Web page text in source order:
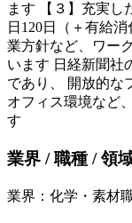
ます 【３】充実し
日120日（＋有給
業方針など、ワー
います 日経新聞社
であり、 開放的な
オフィス環境など
す
業界 / 職種 / 領
業界 ： 化学・素材